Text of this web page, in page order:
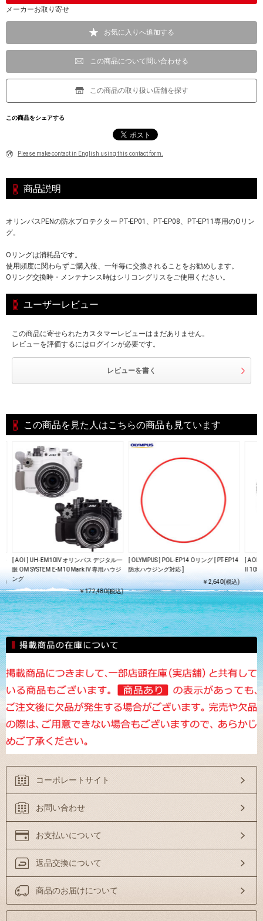
メーカーお取り寄せ
お気に入りへ追加する
この商品について問い合わせる
この商品の取り扱い店舗を探す
この商品をシェアする
Please make contact in English using this contact form.
商品説明
オリンパスPENの防水プロテクター PT-EP01、PT-EP08、PT-EP11専用のOリン
グ。
Oリングは消耗品です。
使用頻度に関わらずご購入後、一年毎に交換されることをお勧めします。
Oリング交換時・メンテナンス時はシリコングリスをご使用ください。
ユーザーレビュー
この商品に寄せられたカスタマーレビューはまだありません。
レビューを評価するにはログインが必要です。
レビューを書く
この商品を見た人はこちらの商品も見ています
)
[ AOI ] UH-EM10lV オリンパス デジタル一
眼 OM SYSTEM E-M10 Mark IV 専用ハウジ
ング
￥172,480(税込)
[ OLYMPUS ] POL-EP14 Oリング [ PT-EP14
防水ハウジング対応 ]
￥2,640(税込)
[ AOI
II
コーポレートサイト
お問い合わせ
お支払いについて
返品交換について
商品のお届けについて